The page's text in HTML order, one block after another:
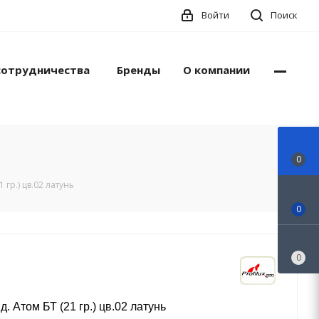
Поиск
Войти
Бренды О компании
цв.02 латунь
Атом БТ (21 гр.) цв.02 латунь
0
0
0